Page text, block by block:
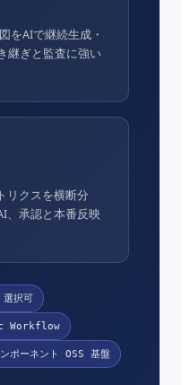
をAIで継続生成・
継ぎと監査に強い
リクスを横断分
、承認と本番反映
択可
Workflow
ポーネント OSS 基盤